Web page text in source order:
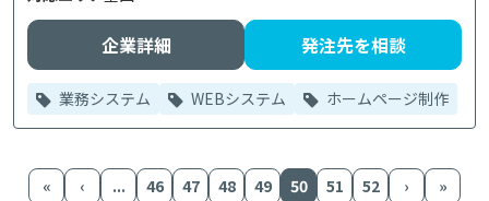
企業詳細 発注先を相談
業務システム WEBシステム ホームページ制作
« ‹ ... 46 47 48 49 50 51 52 › »